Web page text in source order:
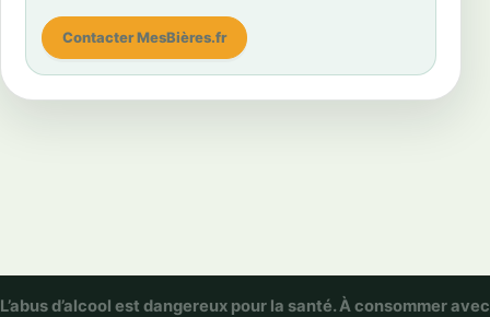
Contacter MesBières.fr
L’abus d’alcool est dangereux pour la santé. À consommer avec